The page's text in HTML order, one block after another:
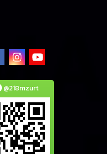
@218mzurt